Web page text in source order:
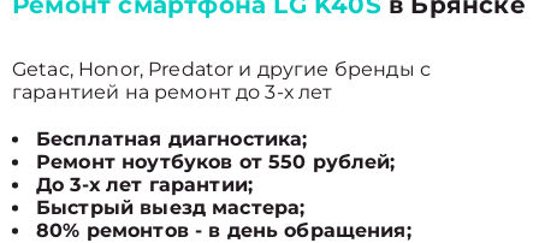
Getac, Honor, Predator и другие бренды с
гарантией на ремонт до 3-х лет
Бесплатная диагностика;
Ремонт ноутбуков от 550 рублей;
До 3-х лет гарантии;
Быстрый выезд мастера;
80% ремонтов - в день обращения;